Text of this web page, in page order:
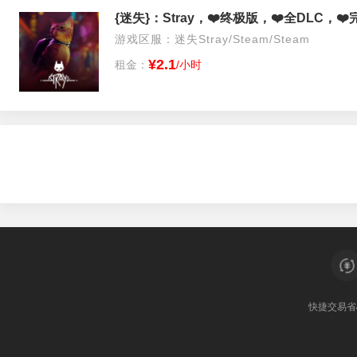
游戏区服：迷失Stray/Steam/Steam
租金： ¥2.1/小时
快捷交易